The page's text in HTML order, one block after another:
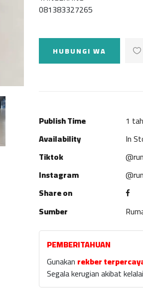
081383327265
HUBUNGI WA
Publish Time
1
Availability
In
Tiktok
Instagram
Share on
Sumber
PEMBERITAHUAN
Gunakan rekber
Segala kerugian akibat